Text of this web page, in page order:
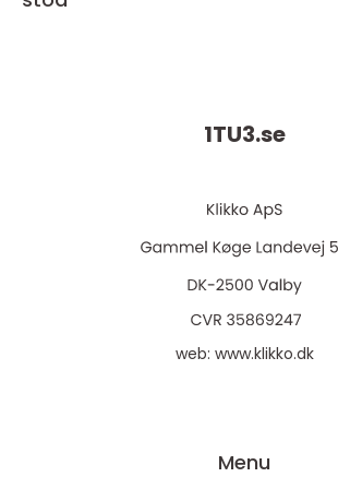
1TU3.se
web: www.klikko.dk
Menu